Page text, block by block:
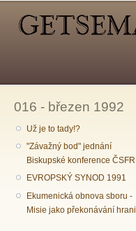
016 - březen 1992
Už je to tady!?
"Závažný bod" jednání
Biskupské konference ČSFR
EVROPSKÝ SYNOD 1991
Ekumenická obnova sboru -
Misie jako překonávání